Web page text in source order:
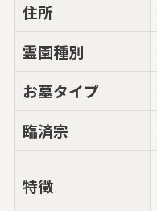
住所
霊園種別
お墓タイプ
臨済宗
特徴